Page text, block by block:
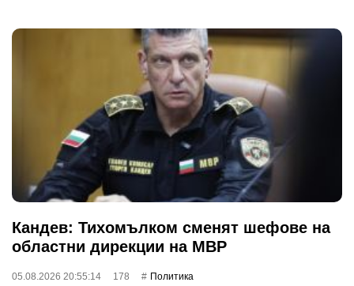
Кандев: Тихомълком сменят шефове на
областни дирекции на МВР
05.08.2026 20:55:14 178 Политика